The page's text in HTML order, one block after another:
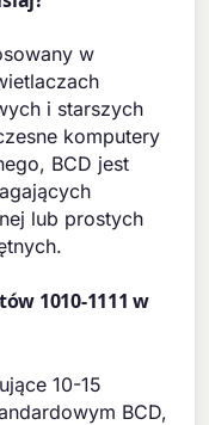
w
i starszych
komputery
BCD jest
lub prostych
1010-1111 w
10-15
BCD,